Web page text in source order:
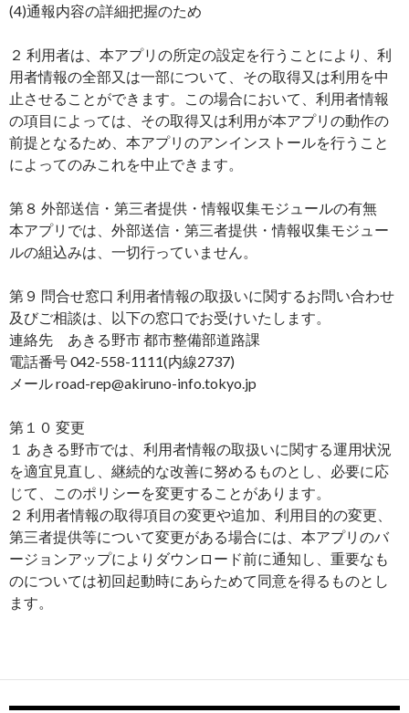
(4)通報内容の詳細把握のため
２ 利用者は、本アプリの所定の設定を行うことにより、利
用者情報の全部又は一部について、その取得又は利用を中
止させることができます。この場合において、利用者情報
の項目によっては、その取得又は利用が本アプリの動作の
前提となるため、本アプリのアンインストールを行うこと
によってのみこれを中止できます。
第８ 外部送信・第三者提供・情報収集モジュールの有無
本アプリでは、外部送信・第三者提供・情報収集モジュー
ルの組込みは、一切行っていません。
第９ 問合せ窓口 利用者情報の取扱いに関するお問い合わせ
及びご相談は、以下の窓口でお受けいたします。
連絡先 あきる野市 都市整備部道路課
電話番号 042-558-1111(内線2737)
メール road-rep@akiruno-info.tokyo.jp
第１０ 変更
１ あきる野市では、利用者情報の取扱いに関する運用状況
を適宜見直し、継続的な改善に努めるものとし、必要に応
じて、このポリシーを変更することがあります。
２ 利用者情報の取得項目の変更や追加、利用目的の変更、
第三者提供等について変更がある場合には、本アプリのバ
ージョンアップによりダウンロード前に通知し、重要なも
のについては初回起動時にあらためて同意を得るものとし
ます。